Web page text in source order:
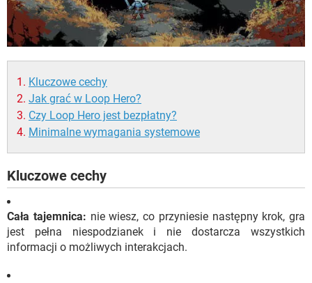
Kluczowe cechy
Jak grać w Loop Hero?
Czy Loop Hero jest bezpłatny?
Minimalne wymagania systemowe
Kluczowe cechy
Cała tajemnica: nie wiesz, co przyniesie następny krok, gra
jest pełna niespodzianek i nie dostarcza wszystkich
informacji o możliwych interakcjach.